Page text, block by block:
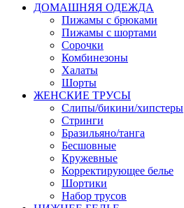
ДОМАШНЯЯ ОДЕЖДА
Пижамы с брюками
Пижамы с шортами
Сорочки
Комбинезоны
Халаты
Шорты
ЖЕНСКИЕ ТРУСЫ
Слипы/бикини/хипстеры
Стринги
Бразильяно/танга
Бесшовные
Кружевные
Корректирующее белье
Шортики
Набор трусов